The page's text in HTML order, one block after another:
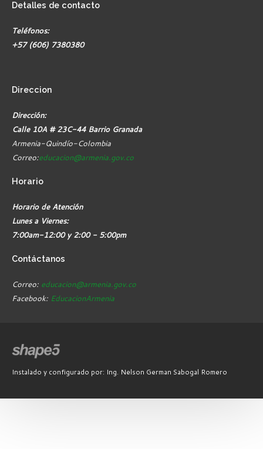
Detalles de contacto
Teléfonos:
+57 (606) 7380380
Direccion
Dirección:
Calle 10A # 23C-44 Barrio Granada
Armenia-Quindío-Colombia
Correo:educacion@armenia.gov.co
Horario
Horario de Atención
Lunes a Viernes:
7:00am-12:00 y 2:00 - 5:00pm
Contáctanos
Correo: educacion@armenia.gov.co
Facebook: EducacionArmenia
Instalado y configurado por: Ing. Nelson German Sabogal Romero